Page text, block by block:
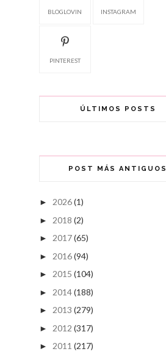
BLOGLOVIN INSTAGRAM
PINTEREST
ÚLTIMOS POSTS
POST MÁS ANTIGUOS
► 2026(1)
► 2018 (2)
► 2017(65)
► 2016(94)
► 2015 (104)
► 2014(188)
► 2013 (279)
► 2012 (317)
► 2011 (217)